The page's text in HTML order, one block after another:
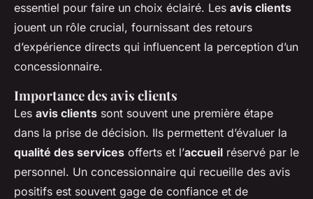
essentiel pour faire un choix éclairé. Les avis clients
jouent un rôle crucial, fournissant des retours
d’expérience directs qui influencent la perception d’un
concessionnaire.
Importance des avis clients
Les avis clients sont souvent une première étape
dans la prise de décision. Ils permettent d’évaluer la
qualité des services offerts et l’accueil réservé par le
personnel. Un concessionnaire qui recueille des avis
positifs est souvent gage de confiance et de